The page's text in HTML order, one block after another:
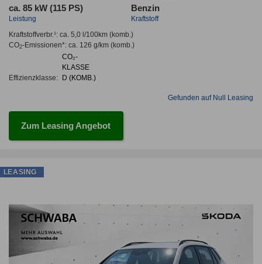
ca. 85 kW (115 PS)
Leistung
Benzin
Kraftstoff
Kraftstoffverbr.¹: ca. 5,0 l/100km(komb.)
CO2-Emissionen*: ca. 126 g/km(komb.)
Effizienzklasse:
CO₂-
KLASSE
D (KOMB.)
Gefunden auf Null Leasing
Zum Leasing Angebot
LEASING